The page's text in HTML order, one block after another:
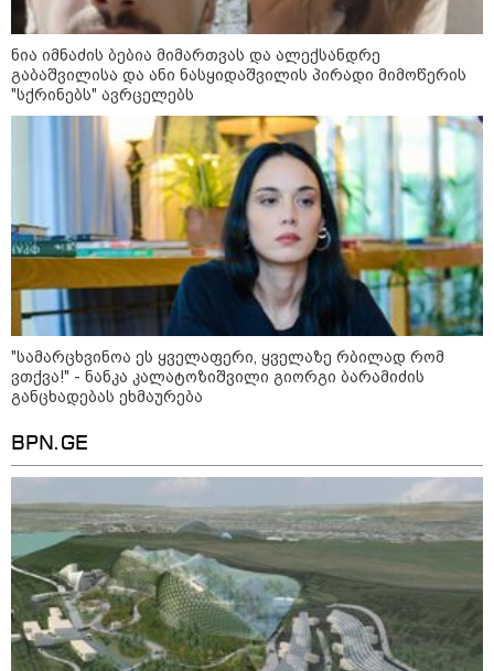
მორიგი თავდასხმა Wildberries-
ის საწყობზე - დრონებით
თავდასხმის შემდეგ, ტულას
ოლქში მდებარე საწყობში
ხანძარია
09:12 / 05-08-2026
14 გარდაცვლილი, 22
დაშავებული, მასშტაბური
ხანძარი - რუსეთმა კიევზე
იერიში ბალისტიკური
რაკეტებით მიიტანა
14:13 / 04-08-2026
მორიგი თავდასხმა რუსეთში,
ნავთობგადამამუშავებელ
ქარხანაზე - რა დეტალებია
ნია იმნაძის ბებია მიმართვას და ალექსანდრე
გაბაშვილისა და ანი ნასყიდაშვილის პირადი მიმოწერის
"სქრინებს" ავრცელებს
"სა­მარ­ცხვი­ნოა ეს ყვე­ლა­ფე­რი, ყვე­ლა­ზე რბი­ლად რომ
ვთქვა!" - ნანკა კალატოზიშვილი გიორგი ბარამიძის
განცხადებას ეხმაურება
BPN.GE